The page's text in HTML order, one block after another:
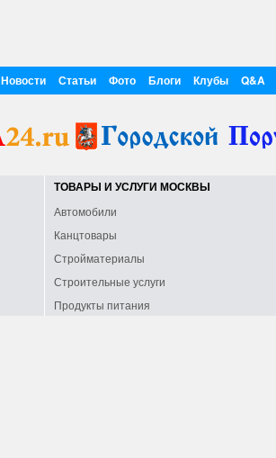
Новости Статьи Фото Блоги Клубы Q&A
ТОВАРЫ И УСЛУГИ МОСКВЫ
Автомобили
Канцтовары
Стройматериалы
Строительные услуги
Продукты питания